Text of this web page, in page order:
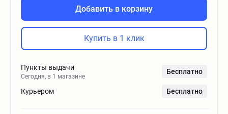
Добавить в корзину
Купить в 1 клик
Пункты выдачи
Сегодня, в 1 магазине
Бесплатно
Курьером Бесплатно